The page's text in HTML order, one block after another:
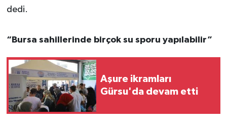
dedi.
“Bursa sahillerinde birçok su sporu yapılabilir”
Aşure ikramları
Gürsu'da devam etti